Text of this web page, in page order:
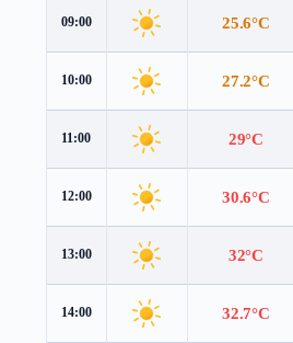
09:00 25.6°C
10:00 27.2°C
11:00 29°C
12:00 30.6°C
13:00 32°C
14:00 32.7°C